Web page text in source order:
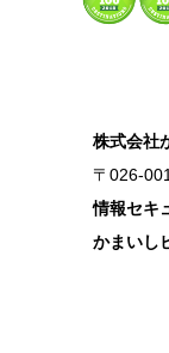
株式会社
〒026-
情報セキ
かまいし